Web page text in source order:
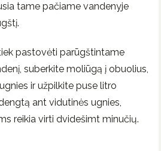
tame pačiame vandenyje
pastovėti parūgštintame
suberkite moliūgą į obuolius,
ir užpilkite puse litro
ant vidutinės ugnies,
reikia virti dvidešimt minučių.